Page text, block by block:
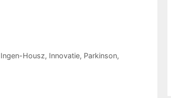
Ingen-Housz, Innovatie, Parkinson,